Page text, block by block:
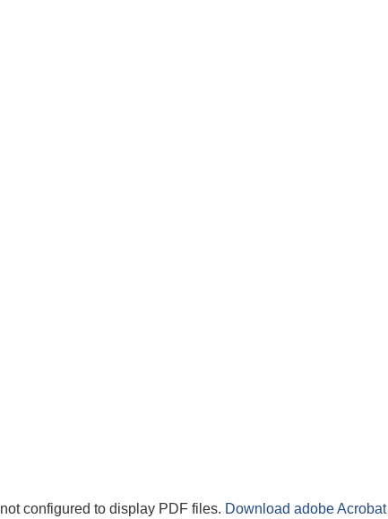
configured to display PDF files. Download adobe Acrobat